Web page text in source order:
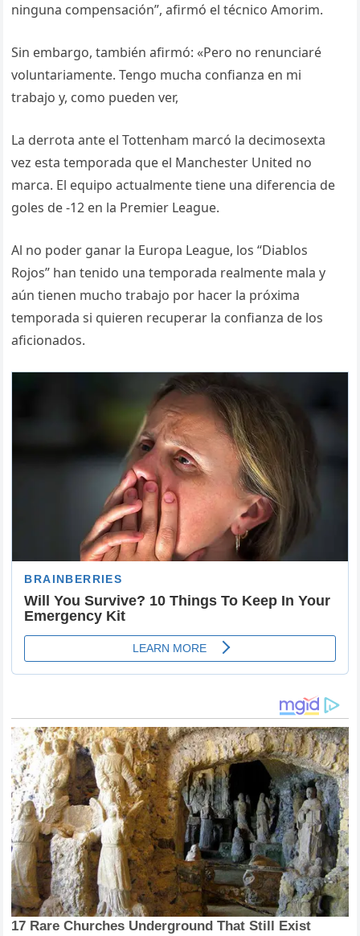
ninguna compensación”, afirmó el técnico Amorim.
Sin embargo, también afirmó: «Pero no renunciaré
voluntariamente. Tengo mucha confianza en mi
trabajo y, como pueden ver,
La derrota ante el Tottenham marcó la decimosexta
vez esta temporada que el Manchester United no
marca. El equipo actualmente tiene una diferencia de
goles de -12 en la Premier League.
Al no poder ganar la Europa League, los “Diablos
Rojos” han tenido una temporada realmente mala y
aún tienen mucho trabajo por hacer la próxima
temporada si quieren recuperar la confianza de los
aficionados.